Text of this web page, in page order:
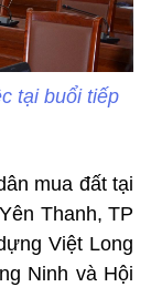
tại buổi tiếp
mua đất tại
Thanh, TP
Việt Long
Ninh và Hội